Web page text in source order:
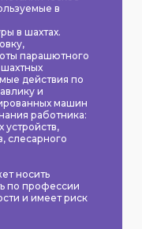
в
в шахтах.
парашютного
действия по
и
машин
работника:
слесарного
носить
по профессии
и имеет риск